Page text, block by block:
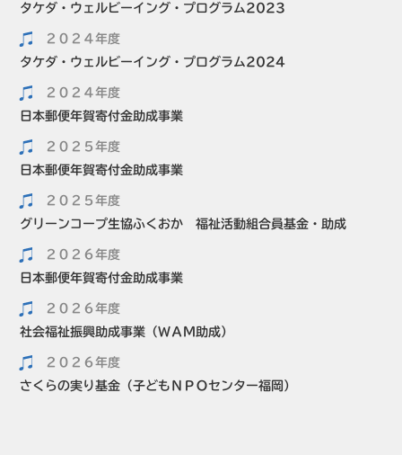
タケダ・ウェルビーイング・プログラム2023
２０２４年度
タケダ・ウェルビーイング・プログラム2024
２０２４年度
日本郵便年賀寄付金助成事業
２０２５年度
日本郵便年賀寄付金助成事業
２０２５年度
グリーンコープ生協ふくおか 福祉活動組合員基金・助成
２０２６年度
日本郵便年賀寄付金助成事業
２０２６年度
社会福祉振興助成事業（ＷＡＭ助成）
２０２６年度
さくらの実り基金（子どもＮＰＯセンター福岡）